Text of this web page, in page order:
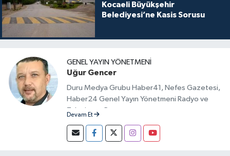
Kocaeli Büyükşehir
Belediyesi’ne Kasis Sorusu
GENEL YAYIN YÖNETMENI
Uğur Gencer
Duru Medya Grubu Haber41, Nefes Gazetesi,
Haber24 Genel Yayın Yönetmeni Radyo ve
Televizyon Programcısı
Devam Et